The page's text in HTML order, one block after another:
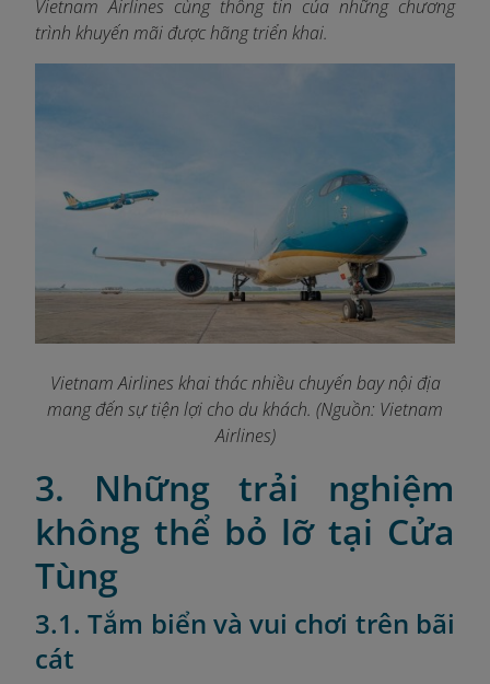
Vietnam Airlines cùng thông tin của những chương
trình khuyến mãi được hãng triển khai.
Vietnam Airlines khai thác nhiều chuyến bay nội địa
mang đến sự tiện lợi cho du khách. (Nguồn: Vietnam
Airlines)
3. Những trải nghiệm
không thể bỏ lỡ tại Cửa
Tùng
3.1. Tắm biển và vui chơi trên bãi
cát